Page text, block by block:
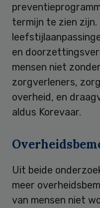
termijn te zien zijn.
en
mensen niet
zorgverleners,
overheid, en
aldus Korevaar.
Uit beide
meer
van mensen niet